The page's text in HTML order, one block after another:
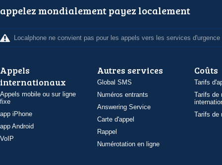
appelez mondialement payez localement
Localphone ne convient pas pour les appels vers les services d'urgence
Appels
internationaux
Appels mobile ou sur ligne
fixe
app iPhone
app Android
VoIP
Autres services
Global SMS
Numéros entrants
Answering Service
Carte d'appel
Rappel
Numérotation en ligne
Coûts
Tarifs
Tarifs de
Tarifs de